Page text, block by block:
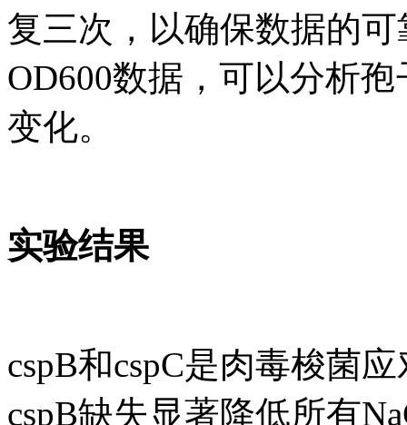
复三次，以确保数据的可
OD600数据，可以分析
变化。
实验结果
cspB和cspC是肉毒梭菌
cspB缺失显著降低所有